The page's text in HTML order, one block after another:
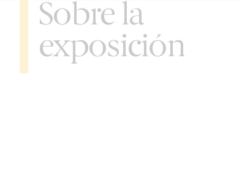
Sobre la
exposición